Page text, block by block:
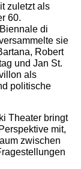
zuletzt als
60.
di
sie
Robert
und Jan St.
als
politische
Theater bringt
mit,
zwischen